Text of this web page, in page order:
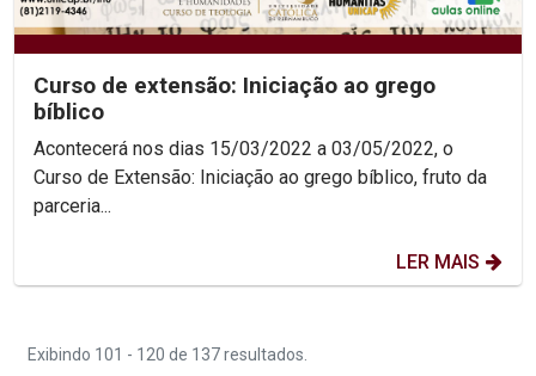
Curso de extensão: Iniciação ao grego
bíblico
Acontecerá nos dias 15/03/2022 a 03/05/2022, o
Curso de Extensão: Iniciação ao grego bíblico, fruto da
parceria...
LER MAIS
Exibindo 101 - 120 de 137 resultados.